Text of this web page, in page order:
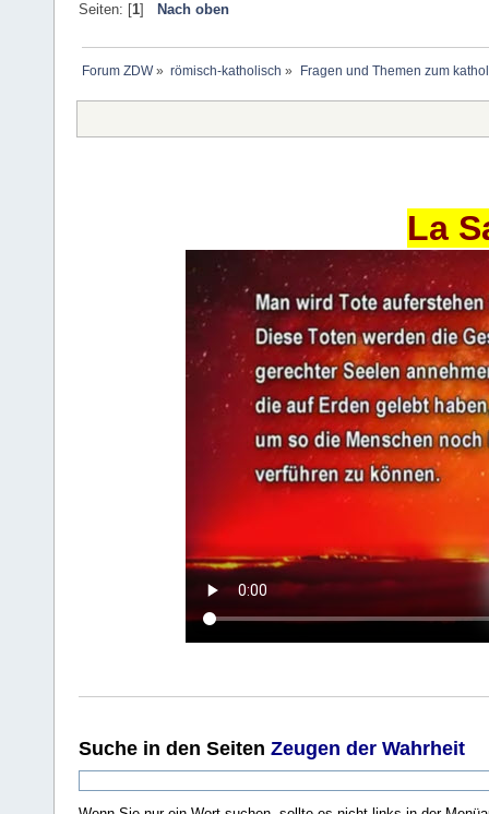
Seiten: [1] Nach oben
Forum ZDW» römisch-katholisch » Fragen und Themen zum
La
Suche in den Seiten Zeugen der Wahrheit